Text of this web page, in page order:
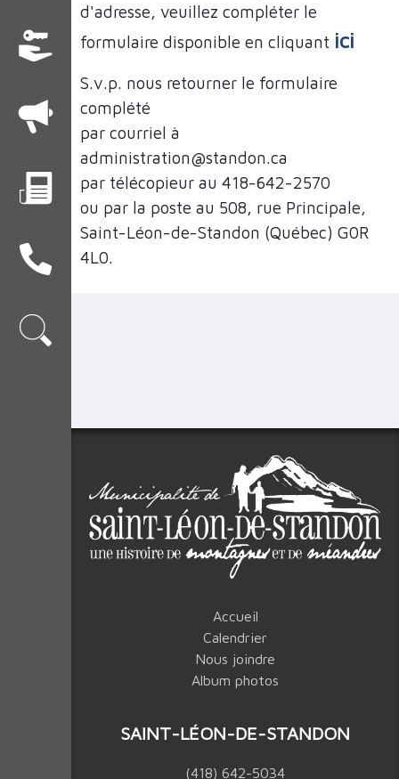
d'adresse, veuillez compléter le
formulaire disponible en cliquant ici
S.v.p. nous retourner le formulaire
complété
par courriel à
administration@standon.ca
par télécopieur au 418-642-2570
ou par la poste au 508, rue Principale,
Saint-Léon-de-Standon (Québec) G0R
4L0.
Accueil
Calendrier
Nous joindre
Album photos
SAINT-LÉON-DE-STANDON
(418) 642-5034